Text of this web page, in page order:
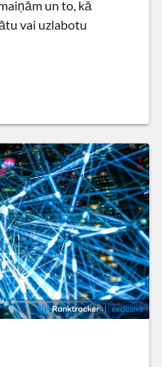
un to, kā
vai uzlabotu